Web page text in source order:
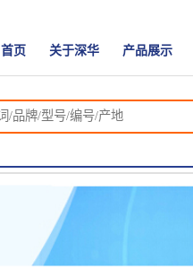
首页 关于深华 产品展示